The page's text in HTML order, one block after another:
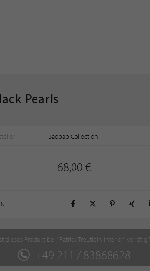
Pearls
Baobab Collection
68,00 €
dieses Produkt bei "Patrick Treutlein Interior" vorrätig?
+49 211 / 83868628